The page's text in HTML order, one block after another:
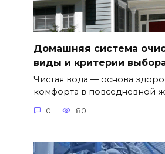
Домашняя система
виды и критерии
Чистая вода — основа
комфорта в повседневной
0 80